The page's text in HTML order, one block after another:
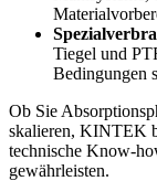
Tiegel und
Bedingungen
Ob Sie
skalieren, KINTEK
technische Know-
gewährleisten.